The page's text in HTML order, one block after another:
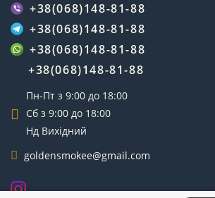
+38(068)148-81-88
+38(068)148-81-88
+38(068)148-81-88
+38(068)148-81-88
Пн-Пт з 9:00 до 18:00
Сб з 9:00 до 18:00
Нд Вихідний
goldensmokee@gmail.com